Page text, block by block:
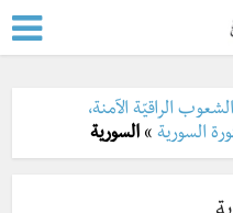
الشعوب الراقيّة الآمنة،
السورية »السورية